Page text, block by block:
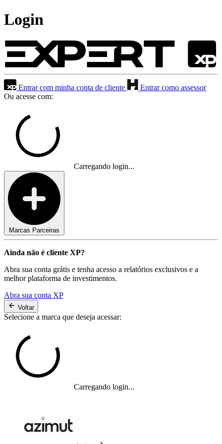
Login
Entrar com minha conta de cliente
Entrar como assessor
Ou acesse com:
Carregando login...
Marcas Parceiras
Ainda não é cliente XP?
Abra sua conta grátis e tenha acesso a relatórios exclusivos e a
melhor plataforma de investimentos.
Abra sua conta XP
Voltar
Selecione a marca que deseja acessar:
Carregando login...